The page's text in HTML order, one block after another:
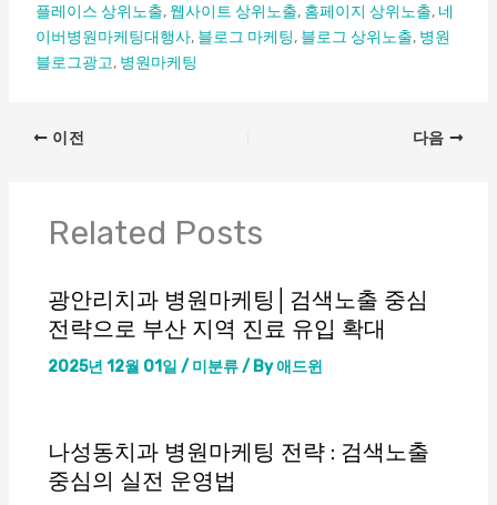
플레이스 상위노출, 웹사이트 상위노출, 홈페이지 상위노출, 네
이버병원마케팅대행사, 블로그 마케팅, 블로그 상위노출, 병원
블로그광고, 병원마케팅
이전 다음
Related Posts
광안리치과 병원마케팅│검색노출 중심
전략으로 부산 지역 진료 유입 확대
2025년 12월 01일 / 미분류/ By애드윈
나성동치과 병원마케팅 전략 : 검색노출
중심의 실전 운영법